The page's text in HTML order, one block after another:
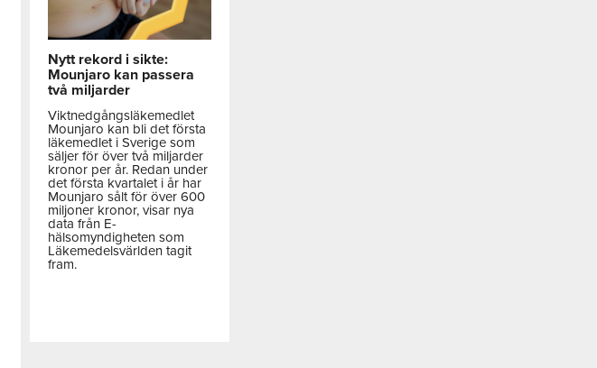
Nytt rekord i sikte:
Mounjaro kan passera
två miljarder
Viktnedgångsläkemedlet
Mounjaro kan bli det första
läkemedlet i Sverige som
säljer för över två miljarder
kronor per år. Redan under
det första kvartalet i år har
Mounjaro sålt för över 600
miljoner kronor, visar nya
data från E-
hälsomyndigheten som
Läkemedelsvärlden tagit
fram.